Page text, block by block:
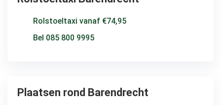
Rolstoeltaxi vanaf €74,95
Bel 085 800 9995
Plaatsen rond Barendrecht